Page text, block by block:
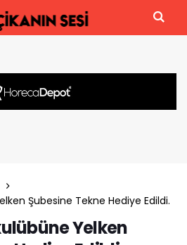
Şubesine Tekne Hediye Edildi.
Yelken